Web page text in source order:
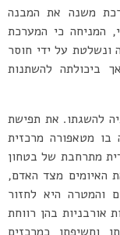
משנה את המבנה
המניחה כי המערכת
ונשלטת על ידי חוסר
ביכולתה להשתנות
להשגתו. את תפישת
מטאפורה מרכזית
מתרחבת של בטחון
האיומים מצד האדם,
והמטרה היא לחזור
אורבניות בהן רווחת